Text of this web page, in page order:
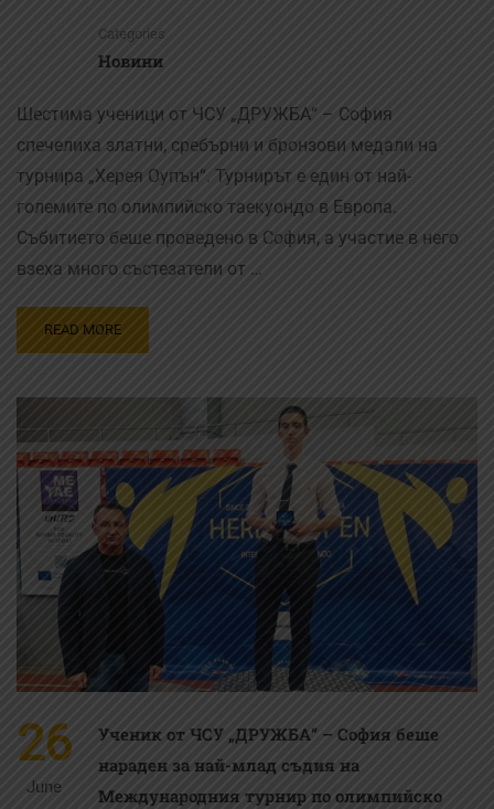
Categories
Новини
Шестима ученици от ЧСУ „ДРУЖБА“ – София
спечелиха златни, сребърни и бронзови медали на
турнира „Херея Оупън“. Турнирът е един от най-
големите по олимпийско таекуондо в Европа.
Събитието беше проведено в София, а участие в него
взеха много състезатели от …
READ MORE
26
June
Ученик от ЧСУ „ДРУЖБА“ – София беше
нараден за най-млад съдия на
Международния турнир по олимпийско